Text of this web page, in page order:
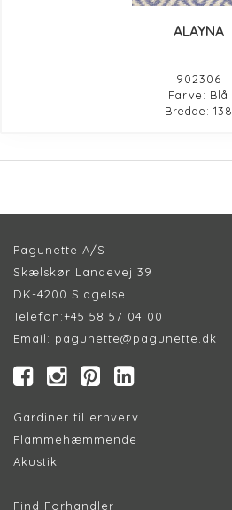
ALAYNA
902306
Farve: Blå
Bredde: 138
Pagunette A/S
Skælskør Landevej 39
DK-4200 Slagelse
Telefon:+45 58 57 04 00
Email: pagunette@pagunette.dk
Gardiner til erhverv
Flammehæmmende
Akustik
Find Forhandler